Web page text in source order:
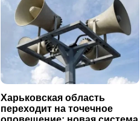
Харьковская область
переходит на точечное